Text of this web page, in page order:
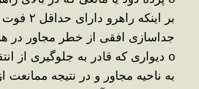
بر اینکه راهرو دارای حداقل ۲ فوت
جداسازی افقی از خطر مجاور در
o دیواری که قادر به جلوگیری از
به ناحیه مجاور و در نتیجه